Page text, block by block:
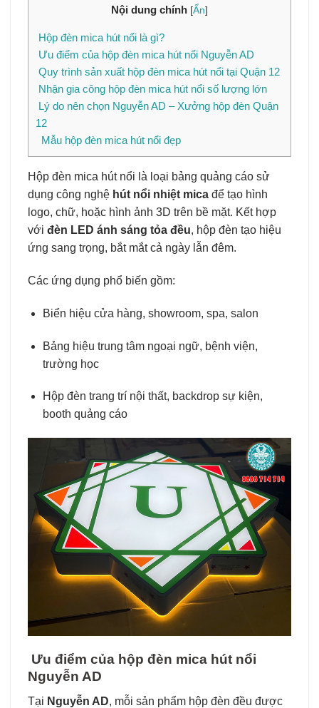
Nội dung chính [Ẩn]
Hộp đèn mica hút nổi là gì?
Ưu điểm của hộp đèn mica hút nổi Nguyễn AD
Quy trình sản xuất hộp đèn mica hút nổi tại Quận 12
Nhận gia công hộp đèn mica hút nổi số lượng lớn
Lý do nên chọn Nguyễn AD – Xưởng hộp đèn Quận
12
Mẫu hộp đèn mica hút nổi đẹp
Hộp đèn mica hút nổi là loại bảng quảng cáo sử
dụng công nghệ hút nổi nhiệt mica để tạo hình
logo, chữ, hoặc hình ảnh 3D trên bề mặt. Kết hợp
với đèn LED ánh sáng tỏa đều, hộp đèn tạo hiệu
ứng sang trọng, bắt mắt cả ngày lẫn đêm.
Các ứng dụng phổ biến gồm:
Biển hiệu cửa hàng, showroom, spa, salon
Bảng hiệu trung tâm ngoại ngữ, bệnh viện,
trường học
Hộp đèn trang trí nội thất, backdrop sự kiện,
booth quảng cáo
Ưu điểm của hộp đèn mica hút nổi
Nguyễn AD
Tại Nguyễn AD, mỗi sản phẩm hộp đèn đều được